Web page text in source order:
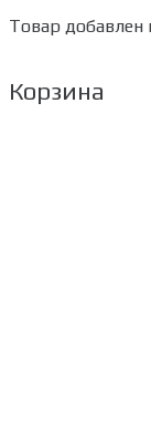
Товар добавлен
Корзина